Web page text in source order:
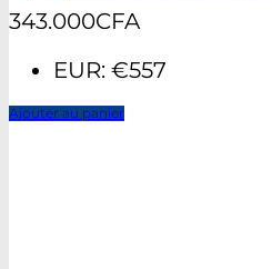
343.000CFA
EUR: €557
Ajouter au panier